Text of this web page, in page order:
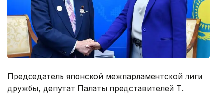
Председатель японской межпарламентской лиги
дружбы, депутат Палаты представителей Т.